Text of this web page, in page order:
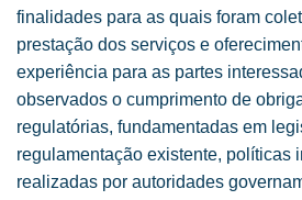
finalidades para as quais foram
prestação dos serviços e
experiência para as partes
observados o cumprimento de
regulatórias, fundamentadas em
regulamentação existente, políticas
realizadas por autoridades